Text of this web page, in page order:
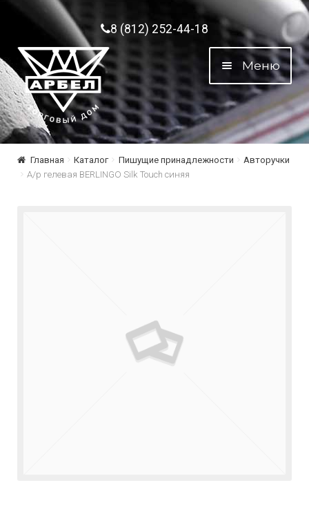
Перейти к навигации
Перейти к содержимому8 (812) 252-44-18
Меню
Главная Каталог Пишущие принадлежности
Авторучки
А/р гелевая BERLINGO Silk Touch синяя